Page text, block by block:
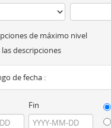
de máximo nivel
las descripciones
de fecha :
Fin